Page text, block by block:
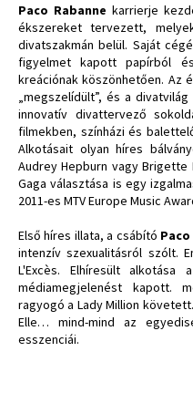
Paco Rabanne karrierje
ékszereket tervezett,
divatszakmán belül. Saját
figyelmet kapott papírból
kreációnak köszönhetően. Az
„megszelídült”, és a
innovatív divattervező
filmekben, színházi és
Alkotásait olyan híres
Audrey Hepburn vagy Brigette
Gaga választása is egy
2011-es MTV Europe Music
Első híres illata, a csábító Paco
intenzív szexualitásról szólt.
L'Excès. Elhíresült
médiamegjelenést kapott.
ragyogó a Lady Million
Elle… mind-mind az
esszenciái.